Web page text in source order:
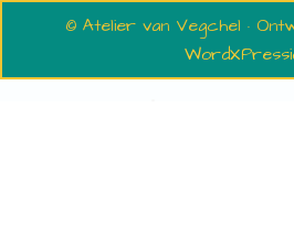
© Atelier van Vegchel ·